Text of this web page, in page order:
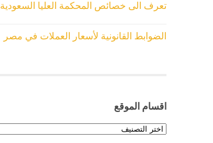
تعرف الى خصائص المحكمة العليا السعودية
الضوابط القانونية لأسعار العملات في مصر
اقسام الموقع
اقسام
الموقع